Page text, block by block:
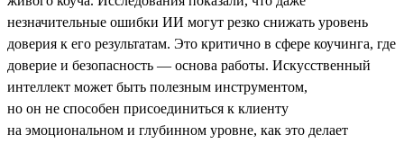
незначительные ошибки ИИ могут резко снижать уровень
доверия к его результатам. Это критично в сфере коучинга, где
доверие и безопасность — основа работы. Искусственный
интеллект может быть полезным инструментом,
но он не способен присоединиться к клиенту
на эмоциональном и глубинном уровне, как это делает